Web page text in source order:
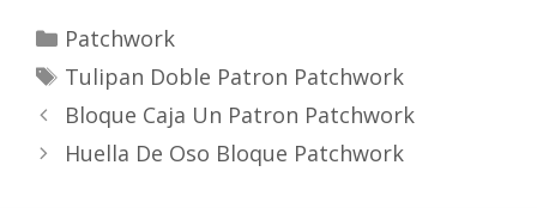
Categories
Patchwork
Tags
Tulipan Doble Patron Patchwork
Bloque Caja Un Patron Patchwork
Huella De Oso Bloque Patchwork